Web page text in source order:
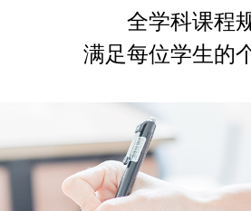
全学科课程
满足每位学生的